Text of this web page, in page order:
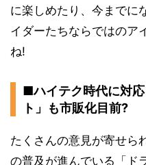
に楽しめたり、今までに
イダーたちならではのア
ね!
■ハイテク時代に対
ト」も市販化目前?
たくさんの意見が寄せら
の普及が進んでいる「ド